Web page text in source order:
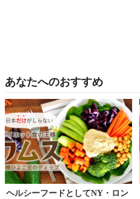
あなたへのおすすめ
ヘルシーフードとしてNY・ロン